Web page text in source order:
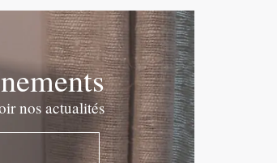
nos actualités